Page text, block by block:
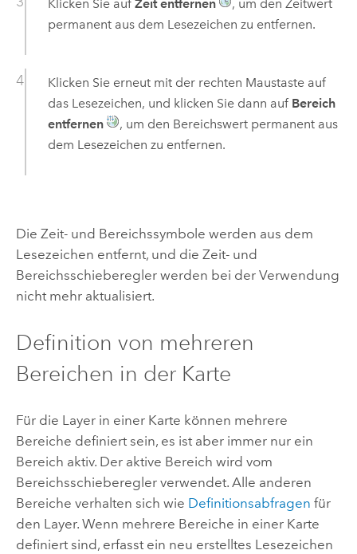
Klicken Sie auf Zeit entfernen
, um den Zeitwert
permanent aus dem Lesezeichen zu entfernen.
Klicken Sie erneut mit der rechten Maustaste auf
das Lesezeichen, und klicken Sie dann auf Bereich
entfernen
, um den Bereichswert permanent aus
dem Lesezeichen zu entfernen.
Die Zeit- und Bereichssymbole werden aus dem
Lesezeichen entfernt, und die Zeit- und
Bereichsschieberegler werden bei der Verwendung
nicht mehr aktualisiert.
Definition von mehreren
Bereichen in der Karte
Für die Layer in einer Karte können mehrere
Bereiche definiert sein, es ist aber immer nur ein
Bereich aktiv. Der aktive Bereich wird vom
Bereichsschieberegler verwendet. Alle anderen
Bereiche verhalten sich wie Definitionsabfragen für
den Layer. Wenn mehrere Bereiche in einer Karte
definiert sind, erfasst ein neu erstelltes Lesezeichen